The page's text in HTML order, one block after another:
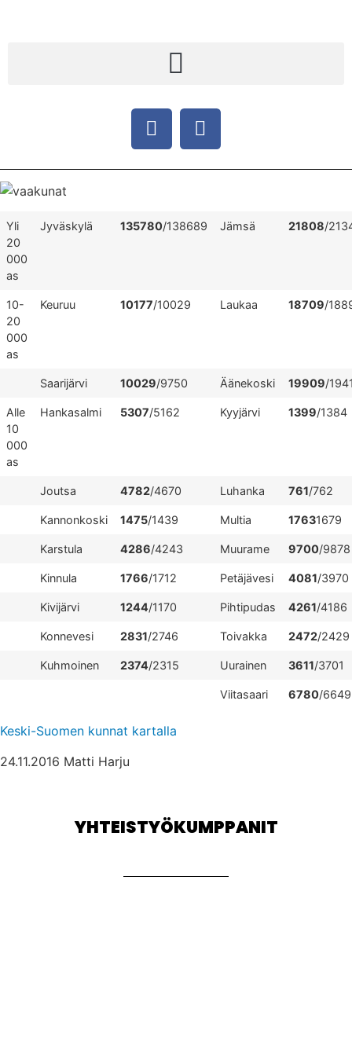
Yli
20
000
as
Jyväskylä 135780/138689 Jämsä 21808/
10-
20
000
as
Keuruu 10177/10029 Laukaa 18709/
Saarijärvi 10029/9750 Äänekoski 19909/
Alle
10
000
as
Hankasalmi 5307/5162 Kyyjärvi 1399/1384
Joutsa 4782/4670 Luhanka 761/762
Kannonkoski 1475/1439 Multia 17631679
Karstula 4286/4243 Muurame 9700/9878
Kinnula 1766/1712 Petäjävesi 4081/3970
Kivijärvi 1244/1170 Pihtipudas 4261/4186
Konnevesi 2831/2746 Toivakka 2472/2429
Kuhmoinen 2374/2315 Uurainen 3611/3701
Viitasaari 6780/6649
Keski-Suomen kunnat kartalla
24.11.2016 Matti Harju
YHTEISTYÖKUMPPANIT